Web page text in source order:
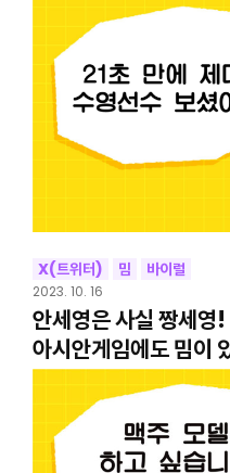
X(트위터) 밈 바이럴
2023. 10. 16
안세영은 사실 짱세영
아시안게임에도 밈이